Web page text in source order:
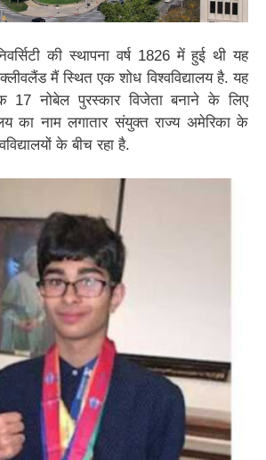
की स्थापना वर्ष 1826 में हुई थी यह
मैं स्थित एक शोध विश्वविद्यालय है. यह
17 नोबेल पुरस्कार विजेता बनाने के लिए
का नाम लगातार संयुक्त राज्य अमेरिका के
के बीच रहा है.